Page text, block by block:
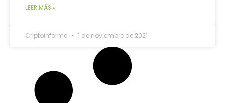
LEER MÁS »
Criptoinforme 1 de noviembre de 2021